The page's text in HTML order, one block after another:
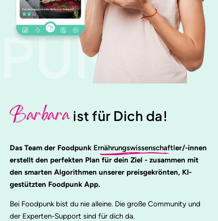
PUNK
Barbaraist für Dich da!
Das Team der Foodpunk Ernährungswissenschaftler/-innen
erstellt den perfekten Plan für dein Ziel - zusammen mit
den smarten Algorithmen unserer preisgekrönten, KI-
gestützten Foodpunk App.
Bei Foodpunk bist du nie alleine. Die große Community und
der Experten-Support sind für dich da.